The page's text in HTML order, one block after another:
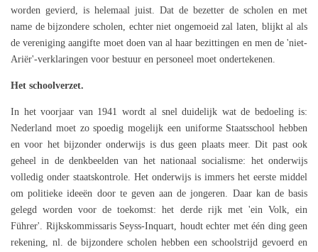
worden gevierd, is helemaal juist. Dat de bezetter de scholen en met
name de bijzondere scholen, echter niet ongemoeid zal laten, blijkt al als
de vereniging aangifte moet doen van al haar bezittingen en men de 'niet-
Ariër'-verklaringen voor bestuur en personeel moet ondertekenen.
Het schoolverzet.
In het voorjaar van 1941 wordt al snel duidelijk wat de bedoeling is:
Nederland moet zo spoedig mogelijk een uniforme Staatsschool hebben
en voor het bijzonder onderwijs is dus geen plaats meer. Dit past ook
geheel in de denkbeelden van het nationaal socialisme: het onderwijs
volledig onder staatskontrole. Het onderwijs is immers het eerste middel
om politieke ideeën door te geven aan de jongeren. Daar kan de basis
gelegd worden voor de toekomst: het derde rijk met 'ein Volk, ein
Führer'. Rijkskommissaris Seyss-Inquart, houdt echter met één ding geen
rekening, nl. de bijzondere scholen hebben een schoolstrijd gevoerd en